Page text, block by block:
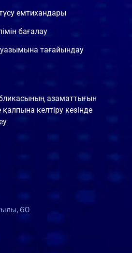
емтихандары
бағалау
тағайындау
азаматтығын
келтіру кезінде
60